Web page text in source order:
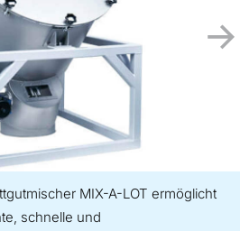
MIX-A-LOT ermöglicht
schnelle und